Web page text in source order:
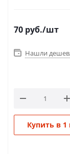
70 руб./шт
Нашли
Купить в 1